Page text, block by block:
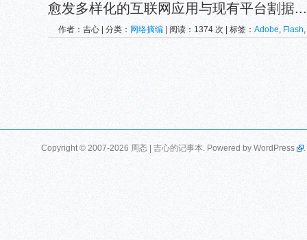
愈发多样化的互联网应用与现有平台割据...
作者：吉心 | 分类： 网络摘编 | 阅读：1374 次 | 标签： Adobe, Flash,
Copyright © 2007-2026 周忞 | 吉心的记事本. Powered by WordPress